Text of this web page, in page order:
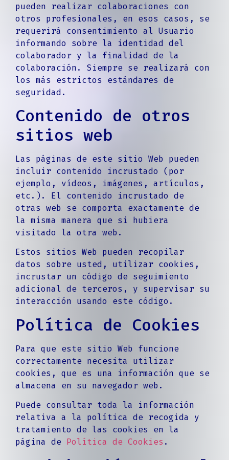
pueden realizar colaboraciones con
otros profesionales, en esos casos, se
requerirá consentimiento al Usuario
informando sobre la identidad del
colaborador y la finalidad de la
colaboración. Siempre se realizará con
los más estrictos estándares de
seguridad.
Contenido de otros
sitios web
Las páginas de este sitio Web pueden
incluir contenido incrustado (por
ejemplo, vídeos, imágenes, artículos,
etc.). El contenido incrustado de
otras web se comporta exactamente de
la misma manera que si hubiera
visitado la otra web.
Estos sitios Web pueden recopilar
datos sobre usted, utilizar cookies,
incrustar un código de seguimiento
adicional de terceros, y supervisar su
interacción usando este código.
Política de Cookies
Para que este sitio Web funcione
correctamente necesita utilizar
cookies, que es una información que se
almacena en su navegador web.
Puede consultar toda la información
relativa a la política de recogida y
tratamiento de las cookies en la
página de Política de Cookies .